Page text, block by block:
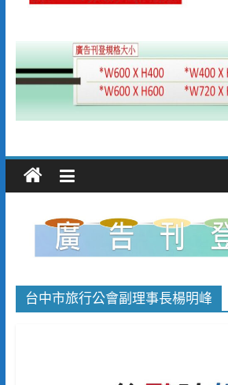
捐「300萬」助熊本
台中市旅行公會副理事長楊明峰